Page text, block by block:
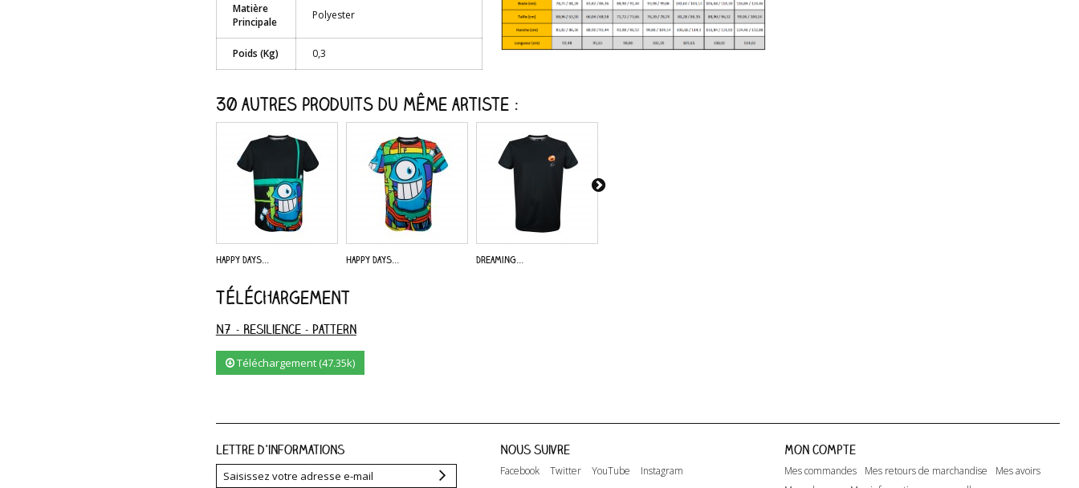
Matière
Principale
Polyester
Poids (Kg) 0,3
30 autres produits du même artiste :
Happy Days... Happy Days... Dreaming...
Téléchargement
N7 - Resilience - Pattern
Téléchargement (47.35k)
Lettre d'informations Nous suivre
Facebook Twitter YouTube Instagram
Mon compte
Mes commandes Mes retours de marchandise
Mes avoirs